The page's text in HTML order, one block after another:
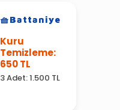
Battaniye
Kuru
Temizleme:
650 TL
3 Adet: 1.500 TL